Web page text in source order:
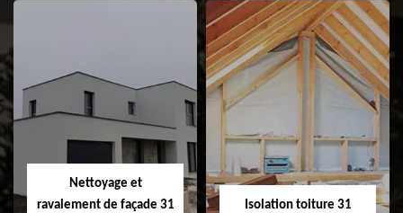
Pose et
changement de
fenêtre de toit et
Velux 31
Nettoyage et pose
Nettoyage et
ravalement de façade 31
Isolation toiture 31